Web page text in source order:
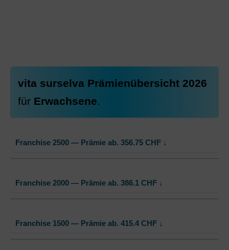
vita surselva Prämienübersicht 2026
für Erwachsene.
Franchise 2500 — Prämie ab. 356.75 CHF ↓
Franchise 2000 — Prämie ab. 386.1 CHF ↓
Franchise 1500 — Prämie ab. 415.4 CHF ↓